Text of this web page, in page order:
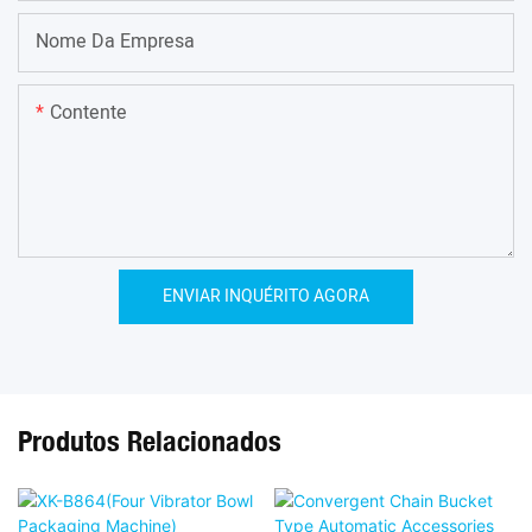
Nome Da Empresa
Contente
ENVIAR INQUÉRITO AGORA
Produtos Relacionados